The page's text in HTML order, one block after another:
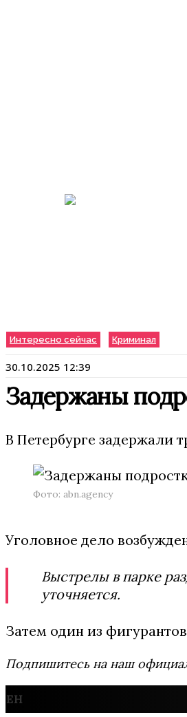
Интересно сейчас Криминал
30.10.2025 12:39
Задержаны
В Петербурге задержали
Фото: abn.agency
Уголовное дело
Выстрелы в парке
уточняется.
Затем один из
Подпишитесь на наш